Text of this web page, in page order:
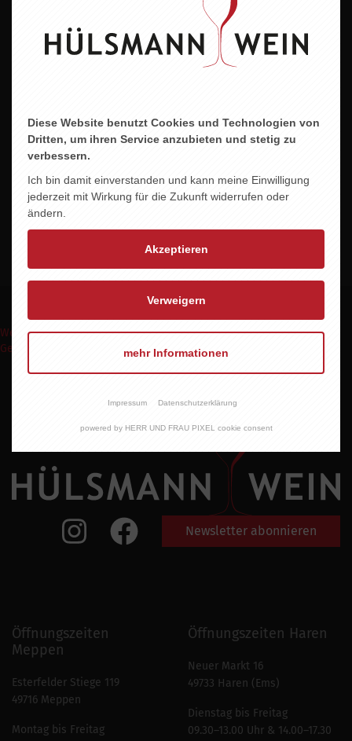
Abfüller
Alkohol
43,0 % vol.
Importeur
Alba Import OHG, Alte Dorfstraße 33, 21640
Weinpakete Weinmomente Keine Weine Wein Abo Events Shop
Geschenke Express
Newsletter abonnieren
Öffnungszeiten
Meppen
Esterfelder Stiege 119
49716 Meppen
Montag bis Freitag
Öffnungszeiten Haren
Neuer Markt 16
49733 Haren (Ems)
Dienstag bis Freitag
09.30–13.00 Uhr & 14.00–17.30
Diese Website benutzt Cookies und Technologien von
Dritten, um ihren Service anzubieten und stetig zu
verbessern.
Ich bin damit einverstanden und kann meine Einwilligung
jederzeit mit Wirkung für die Zukunft widerrufen oder
ändern.
Akzeptieren
Verweigern
mehr Informationen
Impressum Datenschutzerklärung
powered by HERR UND FRAU PIXEL cookie consent